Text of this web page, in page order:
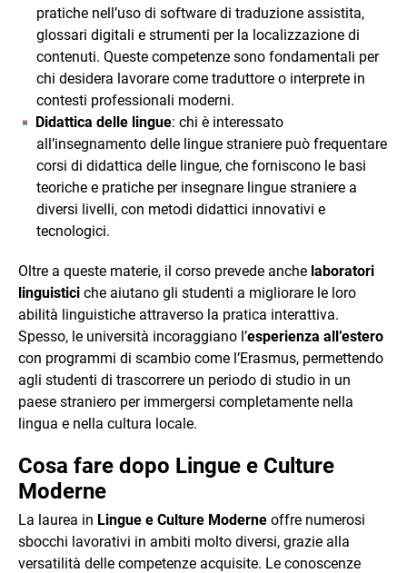
pratiche nell’uso di software di traduzione assistita,
glossari digitali e strumenti per la localizzazione di
contenuti. Queste competenze sono fondamentali per
chi desidera lavorare come traduttore o interprete in
contesti professionali moderni.
Didattica delle lingue: chi è interessato
all’insegnamento delle lingue straniere può frequentare
corsi di didattica delle lingue, che forniscono le basi
teoriche e pratiche per insegnare lingue straniere a
diversi livelli, con metodi didattici innovativi e
tecnologici.
Oltre a queste materie, il corso prevede anche laboratori
linguistici che aiutano gli studenti a migliorare le loro
abilità linguistiche attraverso la pratica interattiva.
Spesso, le università incoraggiano l’esperienza all’estero
con programmi di scambio come l’Erasmus, permettendo
agli studenti di trascorrere un periodo di studio in un
paese straniero per immergersi completamente nella
lingua e nella cultura locale.
Cosa fare dopo Lingue e Culture
Moderne
La laurea in Lingue e Culture Moderne offre numerosi
sbocchi lavorativi in ambiti molto diversi, grazie alla
versatilità delle competenze acquisite. Le conoscenze